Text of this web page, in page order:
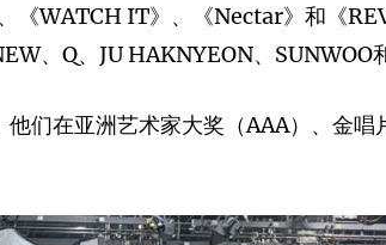
WATCH IT》、《Nectar》和《
、Q、JU HAKNYEON、SUNWOO
们在亚洲艺术家大奖（AAA）、金唱